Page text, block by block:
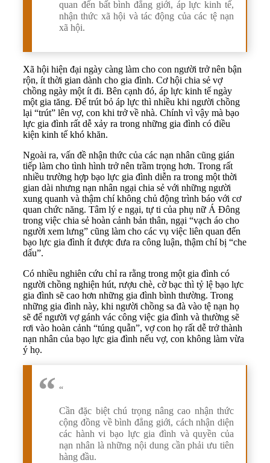
quan đến bất bình đẳng giới, áp lực kinh tế,
nhận thức xã hội và tác động của các tệ nạn
xã hội.
Xã hội hiện đại ngày càng làm cho con người trở nên bận
rộn, ít thời gian dành cho gia đình. Cơ hội chia sẻ vợ
chồng ngày một ít đi. Bên cạnh đó, áp lực kinh tế ngày
một gia tăng. Để trút bỏ áp lực thì nhiều khi người chồng
lại “trút” lên vợ, con khi trở về nhà. Chính vì vậy mà bạo
lực gia đình rất dễ xảy ra trong những gia đình có điều
kiện kinh tế khó khăn.
Ngoài ra, vấn đề nhận thức của các nạn nhân cũng gián
tiếp làm cho tình hình trở nên trầm trọng hơn. Trong rất
nhiều trường hợp bạo lực gia đình diễn ra trong một thời
gian dài nhưng nạn nhân ngại chia sẻ với những người
xung quanh và thậm chí không chủ động trình báo với cơ
quan chức năng. Tâm lý e ngại, tự ti của phụ nữ Á Đông
trong việc chia sẻ hoàn cảnh bản thân, ngại “vạch áo cho
người xem lưng” cũng làm cho các vụ việc liên quan đến
bạo lực gia đình ít được đưa ra công luận, thậm chí bị “che
dấu”.
Có nhiều nghiên cứu chỉ ra rằng trong một gia đình có
người chồng nghiện hút, rượu chè, cờ bạc thì tỷ lệ bạo lực
gia đình sẽ cao hơn những gia đình bình thường. Trong
những gia đình này, khi người chồng sa đà vào tệ nạn họ
sẽ để người vợ gánh vác công việc gia đình và thường sẽ
rơi vào hoàn cảnh “túng quẫn”, vợ con họ rất dễ trở thành
nạn nhân của bạo lực gia đình nếu vợ, con không làm vừa
ý họ.
“
Cần đặc biệt chú trọng nâng cao nhận thức
cộng đồng về bình đẳng giới, cách nhận diện
các hành vi bạo lực gia đình và quyền của
nạn nhân là những nội dung cần phải ưu tiên
hàng đầu.